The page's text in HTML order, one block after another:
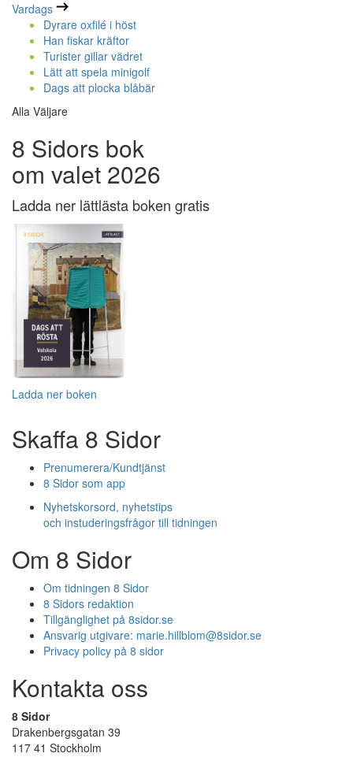
Vardags
Dyrare oxfilé i höst
Han fiskar kräftor
Turister gillar vädret
Lätt att spela minigolf
Dags att plocka blåbär
Alla Väljare
8 Sidors bok
om valet 2026
Ladda ner lättlästa boken gratis
Ladda ner boken
Skaffa 8 Sidor
Prenumerera/Kundtjänst
8 Sidor som app
Nyhetskorsord, nyhetstips
och instuderingsfrågor till tidningen
Om 8 Sidor
Om tidningen 8 Sidor
8 Sidors redaktion
Tillgänglighet på 8sidor.se
Ansvarig utgivare: marie.hillblom@8sidor.se
Privacy policy på 8 sidor
Kontakta oss
8 Sidor
Drakenbergsgatan 39
117 41 Stockholm